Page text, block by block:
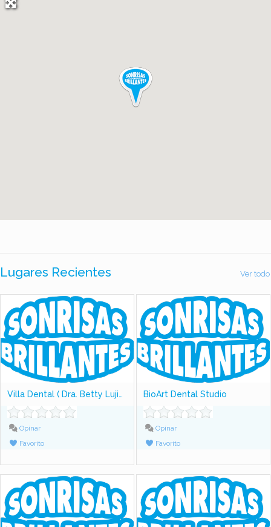
Lugares Recientes Ver todo
Villa Dental ( Dra. Betty Lujiao)
Opinar
Favorito
BioArt Dental Studio
Opinar
Favorito